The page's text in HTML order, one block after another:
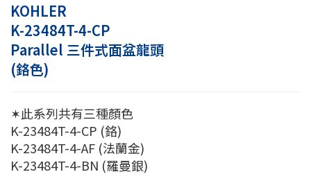
KOHLER
K-23484T-4-CP
Parallel 三件式面盆龍頭
(鉻色)
✶此系列共有三種顏色
K-23484T-4-CP (鉻)
K-23484T-4-AF (法蘭金)
K-23484T-4-BN (羅曼銀)